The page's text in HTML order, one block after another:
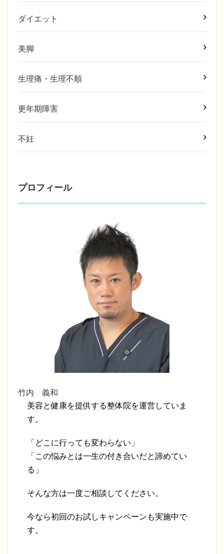
ダイエット
美脚
生理痛・生理不順
更年期障害
不妊
プロフィール
竹内 義和
美容と健康を提供する整体院を運営していま
す。
「どこに行っても変わらない」
「この悩みとは一生の付き合いだと諦めてい
る」
そんな方は一度ご相談してください。
今なら初回のお試しキャンペーンも実施中で
す。